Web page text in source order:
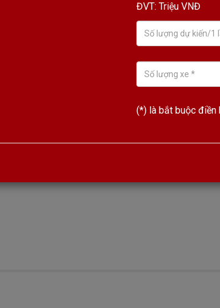
loa koda kls-420
kỹ thuật
ĐVT: Triệu VNĐ
(*) là bắt buộc điền